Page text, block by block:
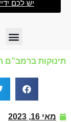
יש לכם
תינוקות ברמב”ם
מאי 16, 2023